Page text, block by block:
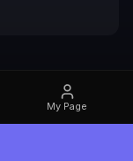
My Page